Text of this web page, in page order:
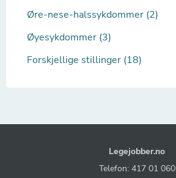
Øre-nese-halssykdommer (2)
Øyesykdommer (3)
Forskjellige stillinger (18)
Legejobber.no
Telefon: 417 01 060